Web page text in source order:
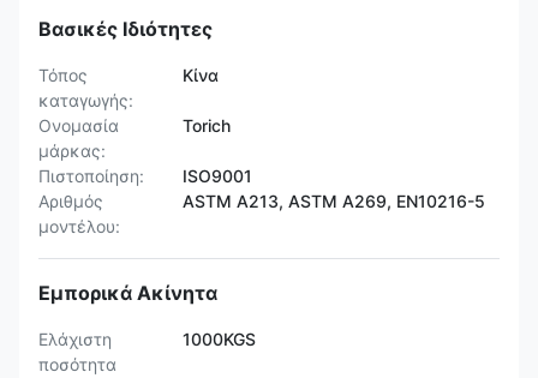
Βασικές Ιδιότητες
Τόπος
καταγωγής:
Κίνα
Ονομασία
μάρκας:
Torich
Πιστοποίηση:
ISO9001
Αριθμός
μοντέλου:
ASTM A213, ASTM A269, EN10216-5
Εμπορικά Ακίνητα
Ελάχιστη
ποσότητα
1000KGS